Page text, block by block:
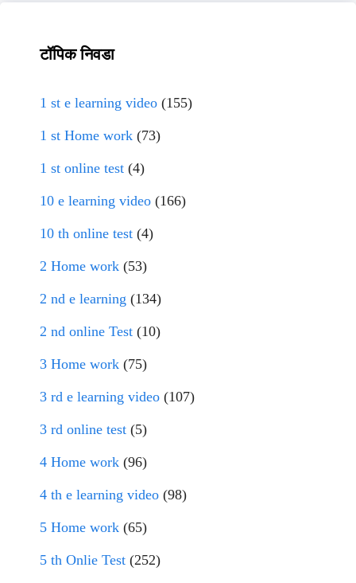
टॉपिक निवडा
1 st e learning video (155)
1 st Home work (73)
1 st online test (4)
10 e learning video (166)
10 th online test (4)
2 Home work (53)
2 nd e learning (134)
2 nd online Test (10)
3 Home work (75)
3 rd e learning video (107)
3 rd online test (5)
4 Home work (96)
4 th e learning video (98)
5 Home work (65)
5 th Onlie Test (252)